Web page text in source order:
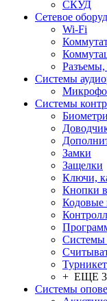
СКУД
Сетевое
Wi-Fi
Разъемы,
Системы
Системы
Замки
Защелки
Ключи,
Кнопки
Кодовые
Системы
+ ЕЩЕ 3
Системы